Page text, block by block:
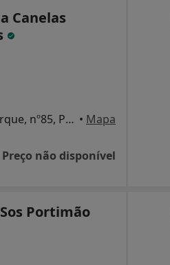
Canelas
Rua Mouzinho de Albuquerque, nº85, Portimão • Mapa
Preço não disponível
Portimão